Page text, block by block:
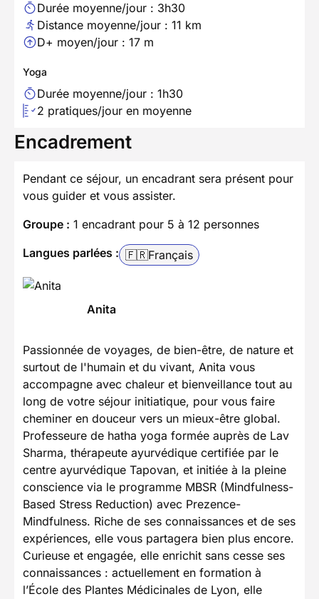
Durée moyenne/jour : 3h30
Distance moyenne/jour : 11 km
D+ moyen/jour : 17 m
Yoga
Durée moyenne/jour : 1h30
2 pratiques/jour en moyenne
Encadrement
Pendant ce séjour, un encadrant sera présent pour
vous guider et vous assister.
Groupe : 1 encadrant pour 5 à 12 personnes
Langues parlées : 🇫🇷Français
Anita
Passionnée de voyages, de bien-être, de nature et
surtout de l'humain et du vivant, Anita vous
accompagne avec chaleur et bienveillance tout au
long de votre séjour initiatique, pour vous faire
cheminer en douceur vers un mieux-être global.
Professeure de hatha yoga formée auprès de Lav
Sharma, thérapeute ayurvédique certifiée par le
centre ayurvédique Tapovan, et initiée à la pleine
conscience via le programme MBSR (Mindfulness-
Based Stress Reduction) avec Prezence-
Mindfulness. Riche de ses connaissances et de ses
expériences, elle vous partagera bien plus encore.
Curieuse et engagée, elle enrichit sans cesse ses
connaissances : actuellement en formation à
l’École des Plantes Médicinales de Lyon, elle